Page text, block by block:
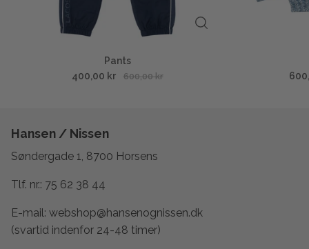
Pants
400,00 kr
600,00 kr
Hansen / Nissen
Søndergade 1, 8700 Horsens
Tlf. nr.: 75 62 38 44
E-mail: webshop@hansenognissen.dk
(svartid indenfor 24-48 timer)